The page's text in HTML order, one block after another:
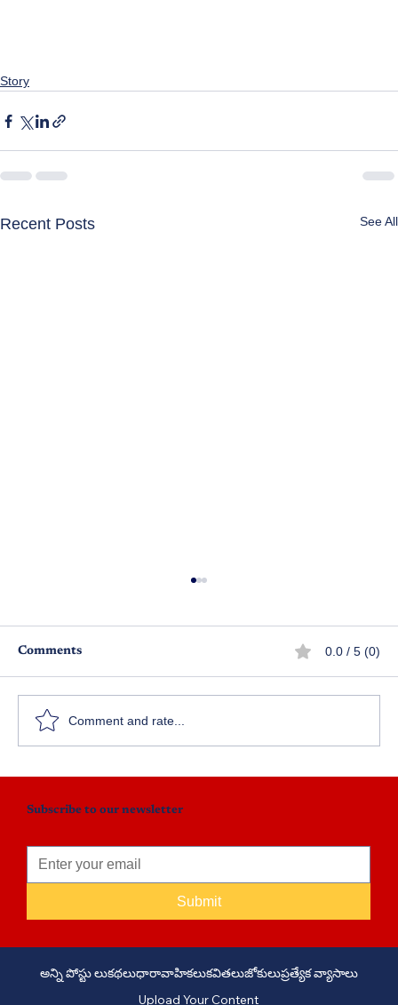
Story
Recent Posts See All
Comments 0.0 / 5 (0)
Comment and rate...
Subscribe to our newsletter
Submit
అన్ని పోస్టు లుకథలుధారావాహికలుకవితలుజోకులుప్రత్యేక వ్యాసాలు
Upload Your Content